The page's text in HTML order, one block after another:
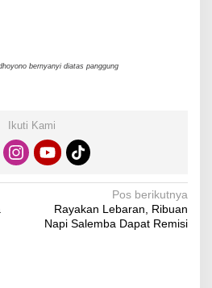
bernyanyi diatas panggung
Ikuti Kami
Pos berikutnya
Rayakan Lebaran, Ribuan
Napi Salemba Dapat Remisi